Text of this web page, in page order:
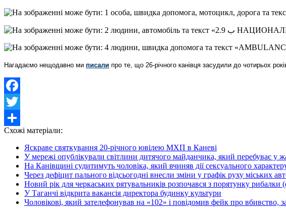
Нагадаємо нещодавно ми писали про те, що 26-річного канівця засудили до чотирьох
Facebook
Twitter
Share
Схожі матеріали:
Яскраве святкування 20-річного ювілею МХП в Каневі
У мережі опублікували світлини дитячого майданчика, який перебуває у
На Канівщині судитимуть чоловіка, який вчиняв дії сексуального
Через дефіцит пального відсьогодні внесли зміни у графік руху міських
Новий рік для черкаських рятувальників розпочався з порятунку рибалки
У Таганчі відкрита вакансія директора будинку культури
Чоловікові, який зателефонував на «102» і повідомив фейк про вбивство,